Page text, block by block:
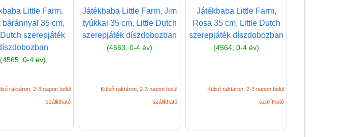
Little Farm,
báránnyal 35 cm,
szerepjáték
(4565, 0-4 év)
raktáron, 2-3 napon belül
szállítható
Játékbaba Little Farm, Jim
tyúkkal 35 cm, Little Dutch
szerepjáték díszdobozban
(4563, 0-4 év)
Külső raktáron, 2-3 napon belül
szállítható
Játékbaba Little Farm,
Rosa 35 cm, Little Dutch
szerepjáték díszdobozban
(4564, 0-4 év)
Külső raktáron, 2-3 napon belül
szállítható
Dominó, memória játék
babáknak
Első társasjáték
Érzékelő játék, tapintás
fejlesztő játék
Fejlesztő-oktató játékok